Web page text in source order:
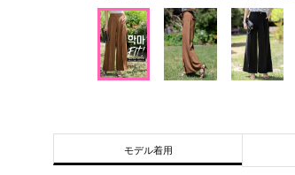
モデル着用